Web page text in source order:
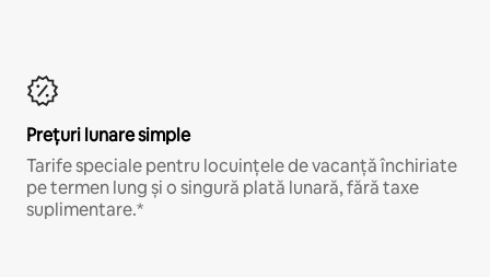
Prețuri lunare simple
Tarife speciale pentru locuințele de vacanță închiriate
pe termen lung și o singură plată lunară, fără taxe
suplimentare.*